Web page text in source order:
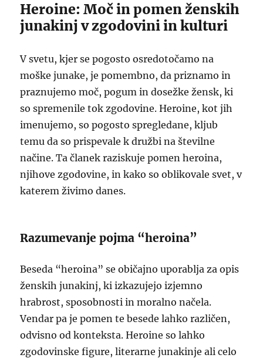
Heroine: Moč in pomen ženskih
junakinj v zgodovini in kulturi
V svetu, kjer se pogosto osredotočamo na
moške junake, je pomembno, da priznamo in
praznujemo moč, pogum in dosežke žensk, ki
so spremenile tok zgodovine. Heroine, kot jih
imenujemo, so pogosto spregledane, kljub
temu da so prispevale k družbi na številne
načine. Ta članek raziskuje pomen heroina,
njihove zgodovine, in kako so oblikovale svet, v
katerem živimo danes.
Razumevanje pojma “heroina”
Beseda “heroina” se običajno uporablja za opis
ženskih junakinj, ki izkazujejo izjemno
hrabrost, sposobnosti in moralno načela.
Vendar pa je pomen te besede lahko različen,
odvisno od konteksta. Heroine so lahko
zgodovinske figure, literarne junakinje ali celo